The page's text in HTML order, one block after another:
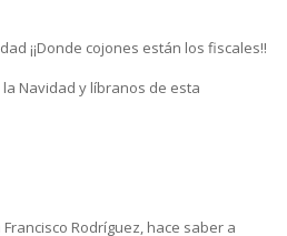
¡¡Donde cojones están los fiscales!!
Navidad y líbranos de esta
Francisco Rodríguez, hace saber a